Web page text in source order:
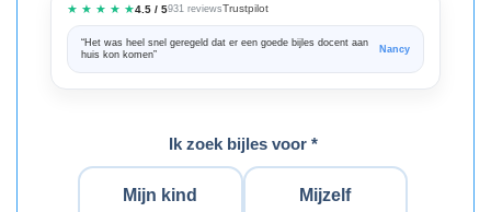
★ ★ ★ ★ ★4.5 / 5931 reviewsTrustpilot
“Het was heel snel geregeld dat er een goede bijles docent aan
huis kon komen”
Nancy
Ik zoek bijles voor *
Mijn kind Mijzelf